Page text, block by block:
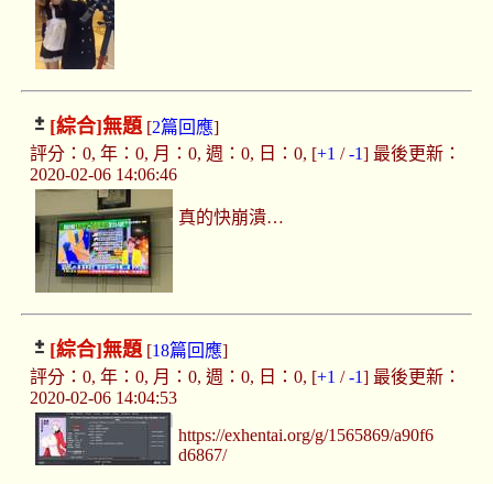
[綜合]無題[2篇回應]
評分：0, 年：0, 月：0, 週：0, 日：0, [+1 /-1] 最後更新：
2020-02-06 14:06:46
真的快崩潰…
[綜合]無題[18篇回應]
評分：0, 年：0, 月：0, 週：0, 日：0, [+1 /-1] 最後更新：
2020-02-06 14:04:53
https://exhentai.org/g/1565869/a90f6
d6867/